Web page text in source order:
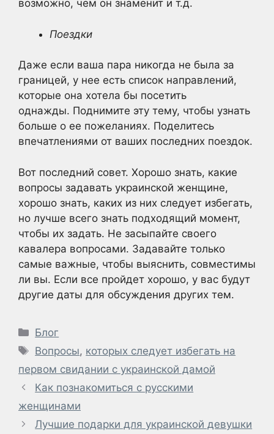
возможно, чем он знаменит и т.д.
Поездки
Даже если ваша пара никогда не была за
границей, у нее есть список направлений,
которые она хотела бы посетить
однажды. Поднимите эту тему, чтобы узнать
больше о ее пожеланиях. Поделитесь
впечатлениями от ваших последних поездок.
Вот последний совет. Хорошо знать, какие
вопросы задавать украинской женщине,
хорошо знать, каких из них следует избегать,
но лучше всего знать подходящий момент,
чтобы их задать. Не засыпайте своего
кавалера вопросами. Задавайте только
самые важные, чтобы выяснить, совместимы
ли вы. Если все пройдет хорошо, у вас будут
другие даты для обсуждения других тем.
Рубрики
Блог
Метки
Вопросы, которых следует избегать на
первом свидании с украинской дамой
Как познакомиться с русскими
женщинами
Лучшие подарки для украинской девушки